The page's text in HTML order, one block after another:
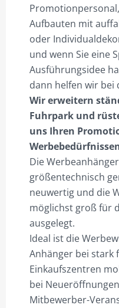
Aufbauten mit
oder
und wenn Sie eine
Ausführungsidee
dann helfen wir bei
Wir erweitern
Fuhrpark und
uns Ihren
Die
größentechnisch
neuwertig und die
möglichst groß für
ausgelegt.
Ideal ist die
Anhänger bei stark
Einkaufszentren
bei
Mitbewerber-